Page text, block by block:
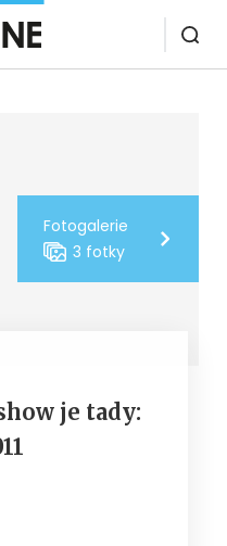
Fotogalerie
3 fotky
je tady: